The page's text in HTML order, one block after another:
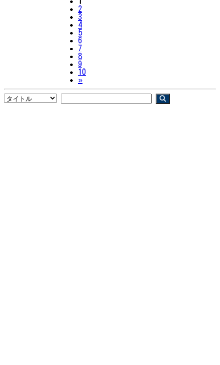
2
3
4
5
6
7
8
9
10
»Next